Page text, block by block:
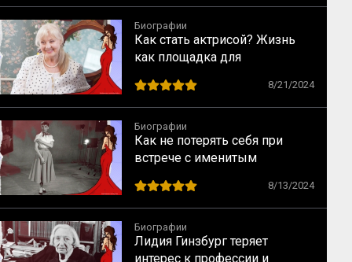
Биографии
Как стать актрисой? Жизнь
как площадка для
8/21/2024
Биографии
Как не потерять себя при
встрече с именитым
Хепбёрн
8/13/2024
Биографии
Лидия Гинзбург теряет
интерес к профессии и